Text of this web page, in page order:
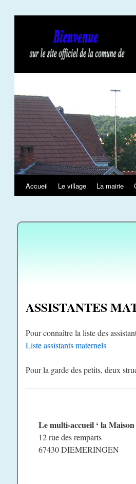
Aller
contenu
Accueil Le village La mairie
ASSISTANTES
Pour connaître la liste des
Liste assistants maternels
Pour la garde des petits, deux
Le multi-accueil ‘ la Maison
12 rue des remparts
67430 DIEMERINGEN